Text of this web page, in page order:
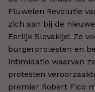
Fluwelen Revolutie
zich aan bij de
Eerlijk Slovakije’. Ze
burgerprotesten en
intimidatie waarvan
protesten
premier Robert Fico